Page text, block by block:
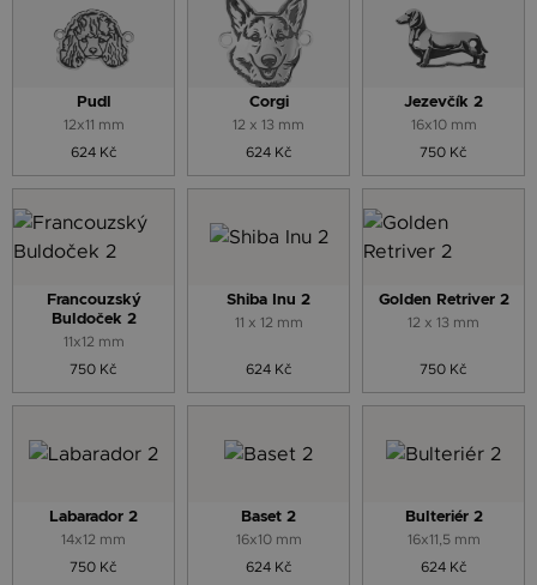
Pudl
12x11 mm
624 Kč
Corgi
12 x 13 mm
624 Kč
Jezevčík 2
16x10 mm
750 Kč
Francouzský
Buldoček 2
11x12 mm
750 Kč
Shiba Inu 2
11 x 12 mm
624 Kč
Golden Retriver 2
12 x 13 mm
750 Kč
Labarador 2
14x12 mm
750 Kč
Baset 2
16x10 mm
624 Kč
Bulteriér 2
16x11,5 mm
624 Kč